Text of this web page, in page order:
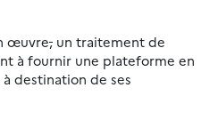
œuvre, un traitement de
à fournir une plateforme en
destination de ses